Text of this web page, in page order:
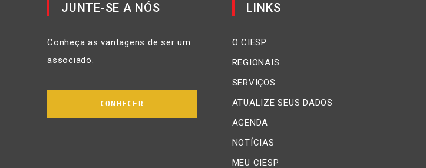
JUNTE-SE A NÓS
Conheça as vantagens de ser um
associado.
CONHECER
LINKS
O CIESP
REGIONAIS
SERVIÇOS
ATUALIZE SEUS DADOS
AGENDA
NOTÍCIAS
MEU CIESP